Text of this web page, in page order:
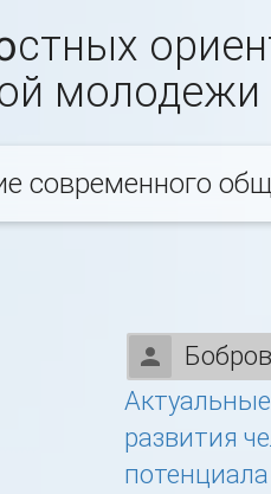
молодежи
современного
развития